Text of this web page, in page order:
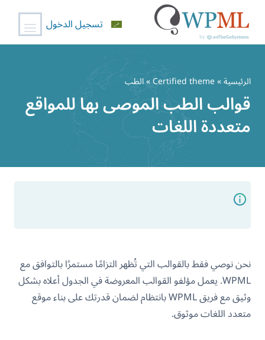
المحتوى
تسجيل الدخول
الرئيسية»
Certified theme» الطب
قوالب الطب الموصى بها للمواقع
متعددة اللغات
نحن نوصي فقط بالقوالب التي تُظهر التزامًا مستمرًا بالتوافق مع
WPML. يعمل مؤلفو القوالب المعروضة في الجدول أعلاه بشكل
وثيق مع فريق WPML بانتظام لضمان قدرتك على بناء موقع
متعدد اللغات موثوق.